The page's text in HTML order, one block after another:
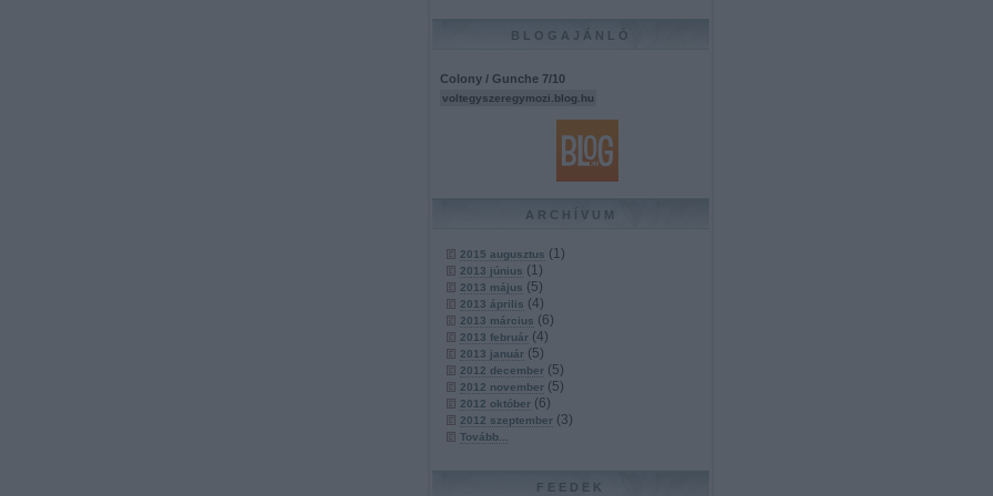
BLOGAJÁNLÓ
Colony / Gunche 7/10
voltegyszeregymozi.blog.hu
ARCHÍVUM
2015 augusztus (1 )
2013 június (1 )
2013 május (5)
2013 április (4)
2013 március (6)
2013 február (4)
2013 január (5)
2012 december (5)
2012 november (5)
2012 október (6)
2012 szeptember (3)
Tovább
FEEDEK